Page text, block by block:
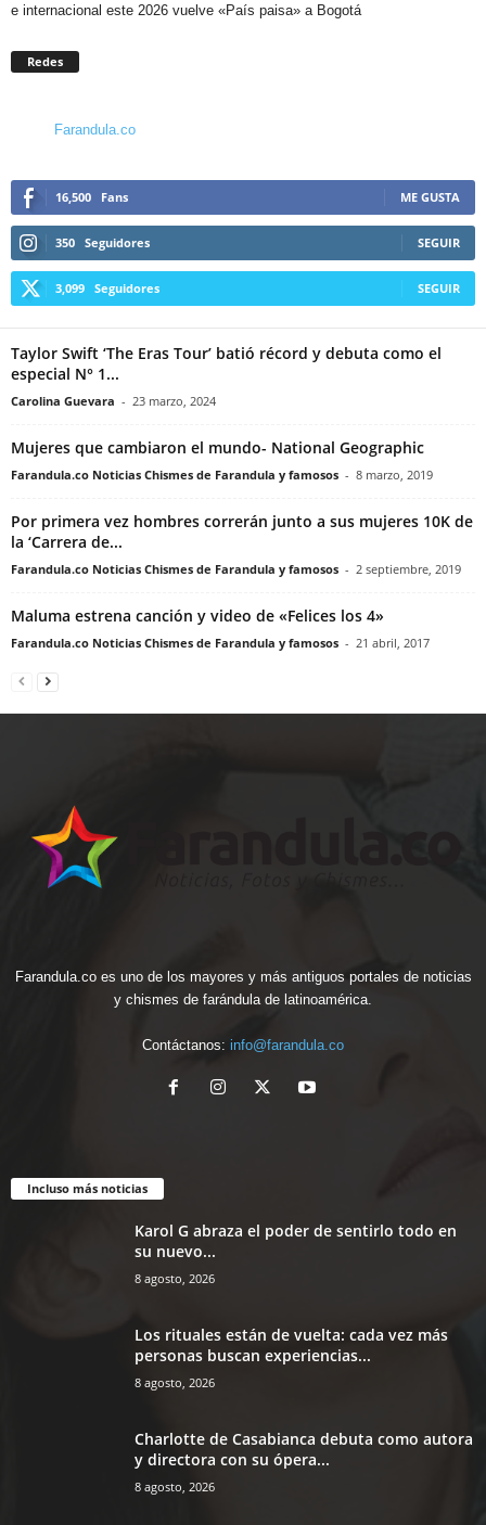
e internacional este 2026 vuelve «País paisa» a Bogotá
Redes
Farandula.co
16,500 Fans ME GUSTA
350 Seguidores SEGUIR
3,099 Seguidores SEGUIR
Taylor Swift ‘The Eras Tour’ batió récord y debuta como el
especial N° 1...
Carolina Guevara - 23 marzo, 2024
Mujeres que cambiaron el mundo- National Geographic
Farandula.co Noticias Chismes de Farandula y famosos - 8 marzo, 2019
Por primera vez hombres correrán junto a sus mujeres 10K de
la ‘Carrera de...
Farandula.co Noticias Chismes de Farandula y famosos - 2 septiembre, 2019
Maluma estrena canción y video de «Felices los 4»
Farandula.co Noticias Chismes de Farandula y famosos - 21 abril, 2017
Farandula.co es uno de los mayores y más antiguos portales de noticias
y chismes de farándula de latinoamérica.
Contáctanos: info@farandula.co
Incluso más noticias
Karol G abraza el poder de sentirlo todo en
su nuevo...
8 agosto, 2026
Los rituales están de vuelta: cada vez más
personas buscan experiencias...
8 agosto, 2026
Charlotte de Casabianca debuta como autora
y directora con su ópera...
8 agosto, 2026